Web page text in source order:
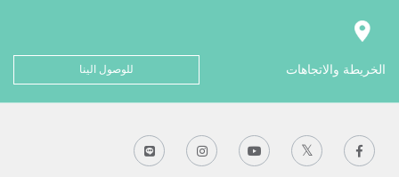
الخريطة والاتجاهات للوصول الينا